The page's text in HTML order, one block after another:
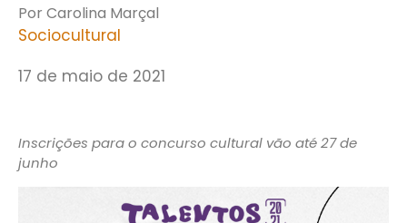
Por Carolina Marçal
Sociocultural
17 de maio de 2021
Inscrições para o concurso cultural vão até 27 de
junho